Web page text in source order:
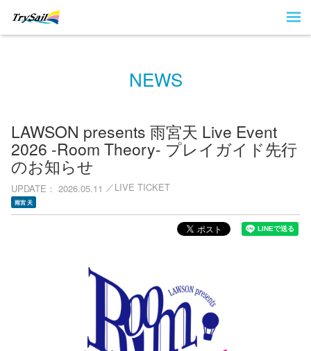
NEWS
LAWSON presents 雨宮天 Live Event
2026 -Room Theory- プレイガイド先行
のお知らせ
UPDATE 2026.05.11 LIVE TICKET
雨宮 天